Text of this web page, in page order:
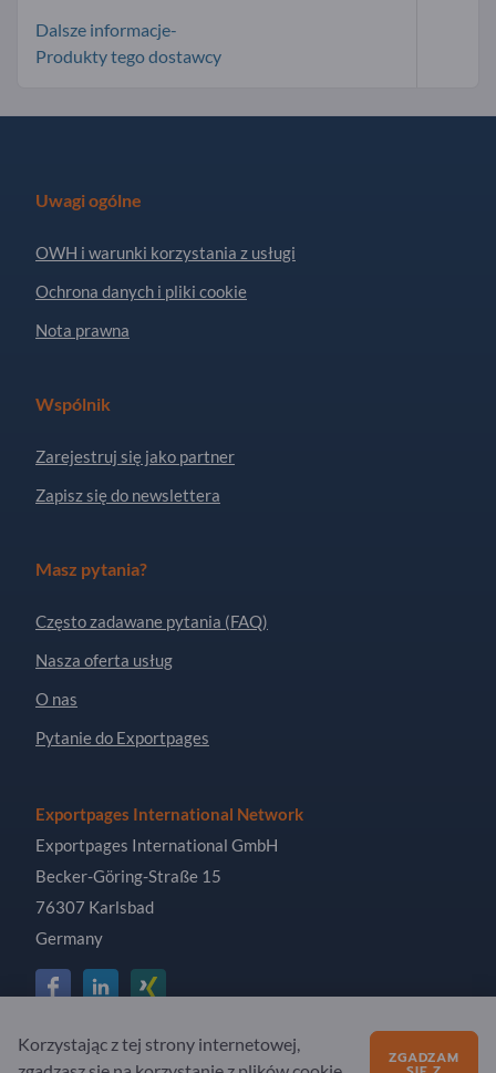
Dalsze informacje-
Produkty tego dostawcy
Uwagi ogólne
OWH i warunki korzystania z usługi
Ochrona danych i pliki cookie
Nota prawna
Wspólnik
Zarejestruj się jako partner
Zapisz się do newslettera
Masz pytania?
Często zadawane pytania (FAQ)
Nasza oferta usług
O nas
Pytanie do Exportpages
Exportpages International Network
Exportpages International GmbH
Becker-Göring-Straße 15
76307 Karlsbad
Germany
Copyright © 2026 Exportpages International GmbH. All
Korzystając z tej strony internetowej,
ZGADZAM